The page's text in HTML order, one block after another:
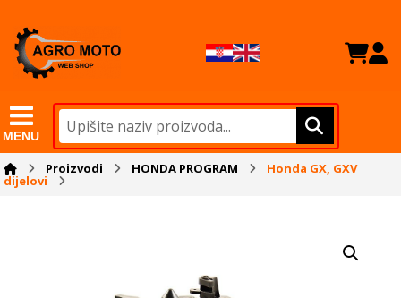
MENU
Proizvodi HONDA PROGRAM Honda GX, GXV
dijelovi